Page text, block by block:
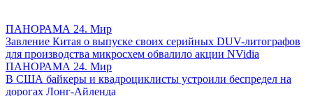
ПАНОРАМА 24. Мир
Завление Китая о выпуске своих серийных DUV-литографов
для производства микросхем обвалило акции NVidia
ПАНОРАМА 24. Мир
В США байкеры и квадроциклисты устроили беспредел на
дорогах Лонг-Айленда